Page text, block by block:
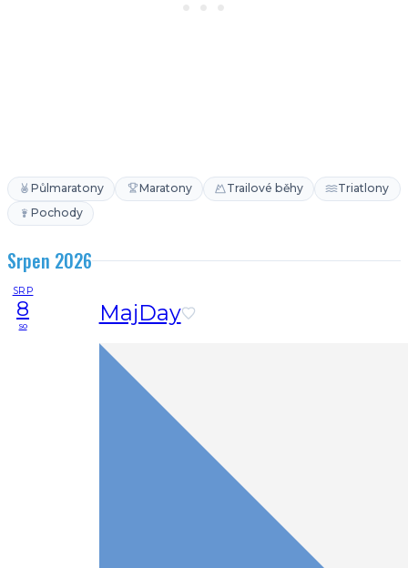
Půlmaratony Maratony Trailové běhy
Triatlony
Pochody
Srpen 2026
SRP
8
so MajDay